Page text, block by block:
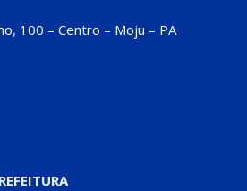
100 – Centro – Moju – PA